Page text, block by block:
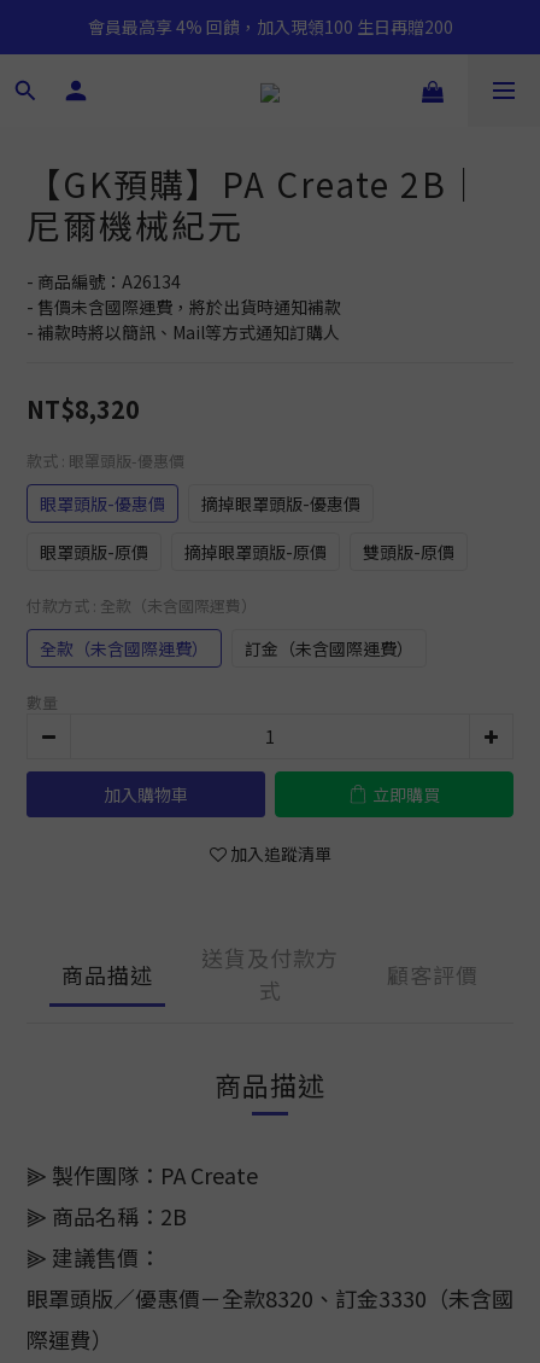
會員最高享 4% 回饋，加入現領100 生日再贈200
【GK預購】PA Create 2B｜
尼爾機械紀元
- 商品編號：A26134
- 售價未含國際運費，將於出貨時通知補款
- 補款時將以簡訊、Mail等方式通知訂購人
NT$8,320
款式 : 眼罩頭版-優惠價
眼罩頭版-優惠價
摘掉眼罩頭版-優惠價
眼罩頭版-原價
摘掉眼罩頭版-原價 雙頭版-原價
付款方式 : 全款（未含國際運費）
全款（未含國際運費） 訂金（未含國際運費）
數量
加入購物車 立即購買
加入追蹤清單
商品描述
送貨及付款方
式
顧客評價
商品描述
⫸ 製作團隊：PA Create
⫸ 商品名稱：2B
⫸ 建議售價：
眼罩頭版／優惠價－全款8320、訂金3330（未含國
際運費）